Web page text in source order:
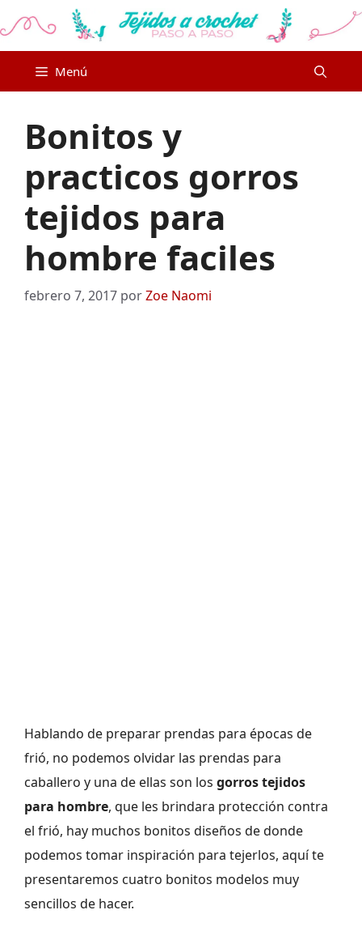
al
Menú
Bonitos y
practicos gorros
tejidos para
hombre faciles
febrero 7, 2017 porZoe Naomi
Hablando de preparar prendas para épocas de
frió, no podemos olvidar las prendas para
caballero y una de ellas son los gorros tejidos
para hombre, que les brindara protección contra
el frió, hay muchos bonitos diseños de donde
podemos tomar inspiración para tejerlos, aquí te
presentaremos cuatro bonitos modelos muy
sencillos de hacer.